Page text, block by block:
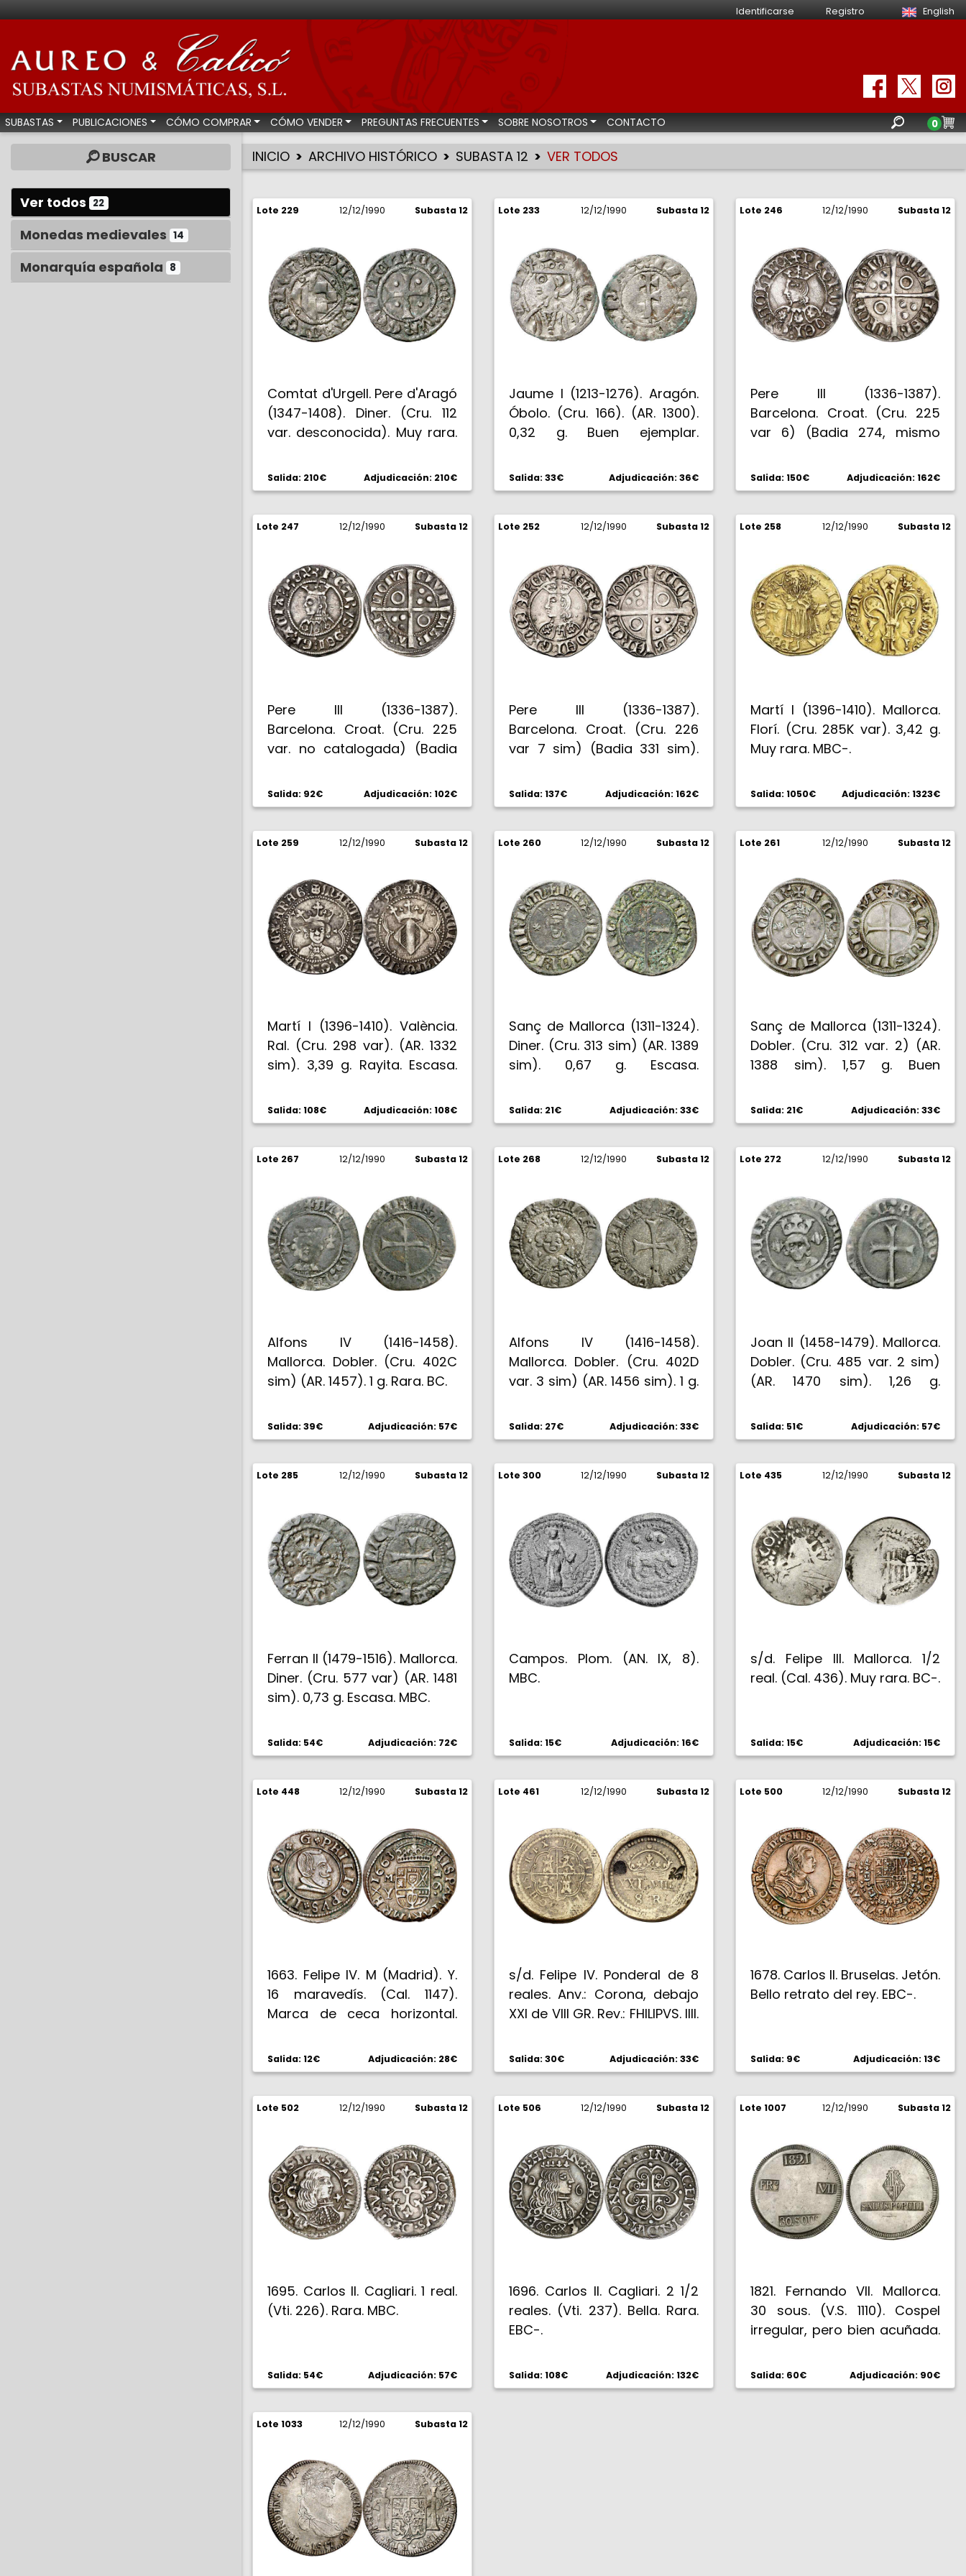
Identificarse Registro English
Aureo & Calicó - Subastas numismáticas
SUBASTAS PUBLICACIONES CÓMO COMPRAR CÓMO VENDER PREGUNTAS FRECUENTES SOBRE NOSOTROS CONTACTO 0
BUSCAR
Ver todos 22
Monedas medievales 14
Monarquía española 8
INICIO ARCHIVO HISTÓRICO SUBASTA 12 VER TODOS
Lote 229 12/12/1990 Subasta 12
Comtat d'Urgell. Pere d'Aragó
(1347-1408). Diner. (Cru. 112
var. desconocida). Muy rara.
Salida: 210€ Adjudicación: 210€
Lote 233 12/12/1990 Subasta 12
Jaume I (1213-1276). Aragón.
Óbolo. (Cru. 166). (AR. 1300).
0,32 g. Buen ejemplar.
Salida: 33€ Adjudicación: 36€
Lote 246 12/12/1990 Subasta 12
Pere III (1336-1387).
Barcelona. Croat. (Cru. 225
var 6) (Badia 274, mismo
Salida: 150€ Adjudicación: 162€
Lote 247 12/12/1990 Subasta 12
Pere III (1336-1387).
Barcelona. Croat. (Cru. 225
var. no catalogada) (Badia
MBC/MBC-.
Salida: 92€ Adjudicación: 102€
Lote 252 12/12/1990 Subasta 12
Pere III (1336-1387).
Barcelona. Croat. (Cru. 226
var 7 sim) (Badia 331 sim).
Salida: 137€ Adjudicación: 162€
Lote 258 12/12/1990 Subasta 12
Martí I (1396-1410). Mallorca.
Florí. (Cru. 285K var). 3,42 g.
Muy rara. MBC-.
Salida: 1050€ Adjudicación: 1323€
Lote 259 12/12/1990 Subasta 12
Martí I (1396-1410). València.
Ral. (Cru. 298 var). (AR. 1332
sim). 3,39 g. Rayita. Escasa.
Salida: 108€ Adjudicación: 108€
Lote 260 12/12/1990 Subasta 12
Sanç de Mallorca (1311-1324).
Diner. (Cru. 313 sim) (AR. 1389
sim). 0,67 g. Escasa.
Salida: 21€ Adjudicación: 33€
Lote 261 12/12/1990 Subasta 12
Sanç de Mallorca (1311-1324).
Dobler. (Cru. 312 var. 2) (AR.
1388 sim). 1,57 g. Buen
Salida: 21€ Adjudicación: 33€
Lote 267 12/12/1990 Subasta 12
Alfons IV (1416-1458).
Mallorca. Dobler. (Cru. 402C
sim) (AR. 1457). 1 g. Rara. BC.
Salida: 39€ Adjudicación: 57€
Lote 268 12/12/1990 Subasta 12
Alfons IV (1416-1458).
Mallorca. Dobler. (Cru. 402D
var. 3 sim) (AR. 1456 sim). 1 g.
Salida: 27€ Adjudicación: 33€
Lote 272 12/12/1990 Subasta 12
Joan II (1458-1479). Mallorca.
Dobler. (Cru. 485 var. 2 sim)
(AR. 1470 sim). 1,26 g.
BC+/BC.
Salida: 51€ Adjudicación: 57€
Lote 285 12/12/1990 Subasta 12
Ferran II (1479-1516). Mallorca.
Diner. (Cru. 577 var) (AR. 1481
sim). 0,73 g. Escasa. MBC.
Salida: 54€ Adjudicación: 72€
Lote 300 12/12/1990 Subasta 12
Campos. Plom. (AN. IX, 8).
MBC.
Salida: 15€ Adjudicación: 16€
Lote 435 12/12/1990 Subasta 12
s/d. Felipe III. Mallorca. 1/2
real. (Cal. 436). Muy rara. BC-.
Salida: 15€ Adjudicación: 15€
Lote 448 12/12/1990 Subasta 12
1663. Felipe IV. M (Madrid). Y.
16 maravedís. (Cal. 1147).
Marca de ceca horizontal.
Salida: 12€ Adjudicación: 28€
Lote 461 12/12/1990 Subasta 12
s/d. Felipe IV. Ponderal de 8
reales. Anv.: Corona, debajo
XXI de VIII GR. Rev.: FHILIPVS. IIII.
lis, para su utilización bajo
los Borbones. Golpecitos.
Muy rara. (MBC-).
Salida: 30€ Adjudicación: 33€
Lote 500 12/12/1990 Subasta 12
1678. Carlos II. Bruselas. Jetón.
Bello retrato del rey. EBC-.
Salida: 9€ Adjudicación: 13€
Lote 502 12/12/1990 Subasta 12
1695. Carlos II. Cagliari. 1 real.
(Vti. 226). Rara. MBC.
Salida: 54€ Adjudicación: 57€
Lote 506 12/12/1990 Subasta 12
1696. Carlos II. Cagliari. 2 1/2
reales. (Vti. 237). Bella. Rara.
EBC-.
Salida: 108€ Adjudicación: 132€
Lote 1007 12/12/1990 Subasta 12
1821. Fernando VII. Mallorca.
30 sous. (V.S. 1110). Cospel
irregular, pero bien acuñada.
pegado a la cartela. EBC-.
Salida: 60€ Adjudicación: 90€
Lote 1033 12/12/1990 Subasta 12